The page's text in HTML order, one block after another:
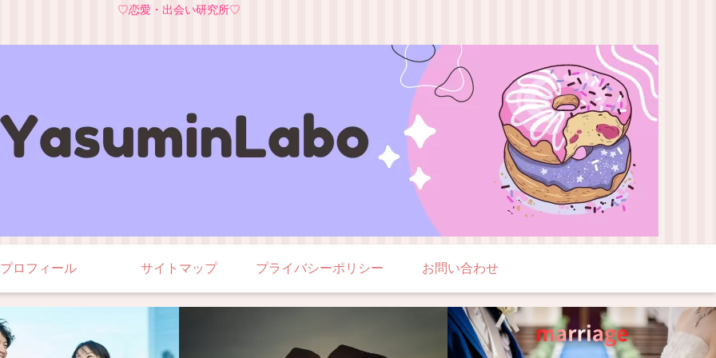
♡恋愛・出会い研究所♡
プロフィール サイトマップ プライバシーポリシー お問い合わせ